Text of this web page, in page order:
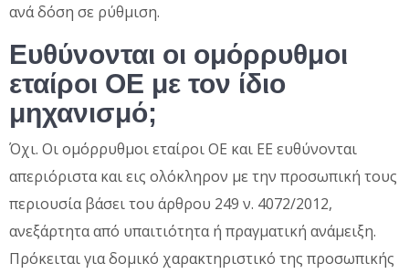
ανά δόση σε ρύθμιση.
Ευθύνονται οι ομόρρυθμοι
εταίροι ΟΕ με τον ίδιο
μηχανισμό;
Όχι. Οι ομόρρυθμοι εταίροι ΟΕ και ΕΕ ευθύνονται
απεριόριστα και εις ολόκληρον με την προσωπική τους
περιουσία βάσει του άρθρου 249 ν. 4072/2012,
ανεξάρτητα από υπαιτιότητα ή πραγματική ανάμειξη.
Πρόκειται για δομικό χαρακτηριστικό της προσωπικής